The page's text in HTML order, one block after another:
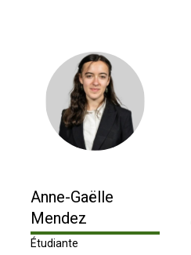
Anne-Gaëlle
Mendez
Étudiante